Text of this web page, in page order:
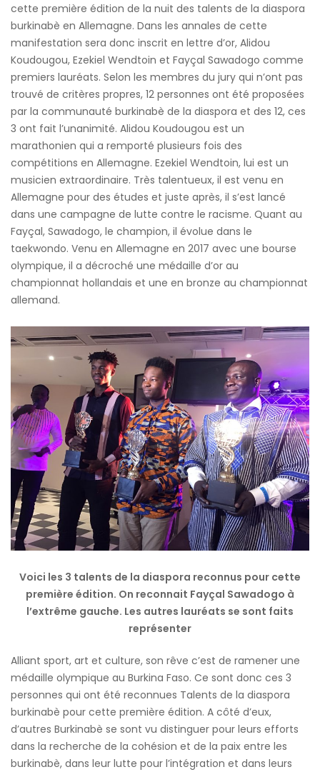
cette première édition de la nuit des talents de la diaspora
burkinabè en Allemagne. Dans les annales de cette
manifestation sera donc inscrit en lettre d’or, Alidou
Koudougou, Ezekiel Wendtoin et Fayçal Sawadogo comme
premiers lauréats. Selon les membres du jury qui n’ont pas
trouvé de critères propres, 12 personnes ont été proposées
par la communauté burkinabè de la diaspora et des 12, ces
3 ont fait l’unanimité. Alidou Koudougou est un
marathonien qui a remporté plusieurs fois des
compétitions en Allemagne. Ezekiel Wendtoin, lui est un
musicien extraordinaire. Très talentueux, il est venu en
Allemagne pour des études et juste après, il s’est lancé
dans une campagne de lutte contre le racisme. Quant au
Fayçal, Sawadogo, le champion, il évolue dans le
taekwondo. Venu en Allemagne en 2017 avec une bourse
olympique, il a décroché une médaille d’or au
championnat hollandais et une en bronze au championnat
allemand.
Voici les 3 talents de la diaspora reconnus pour cette
première édition. On reconnait Fayçal Sawadogo à
l’extrême gauche. Les autres lauréats se sont faits
représenter
Alliant sport, art et culture, son rêve c’est de ramener une
médaille olympique au Burkina Faso. Ce sont donc ces 3
personnes qui ont été reconnues Talents de la diaspora
burkinabè pour cette première édition. A côté d’eux,
d’autres Burkinabè se sont vu distinguer pour leurs efforts
dans la recherche de la cohésion et de la paix entre les
burkinabè, dans leur lutte pour l’intégration et dans leurs